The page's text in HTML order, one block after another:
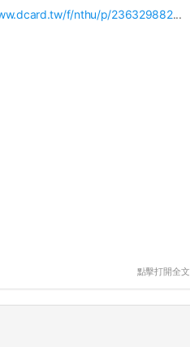
f/nthu/p/236329882...
點擊打開全文